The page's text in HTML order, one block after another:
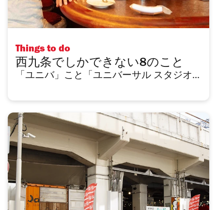
Things to do
西九条でしかできない8のこと
「ユニバ」こと「ユニバーサル スタジオ...